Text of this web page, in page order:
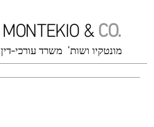
MONTEKIO &CO.
מונטקיו ושות' משרד עורכי-דין